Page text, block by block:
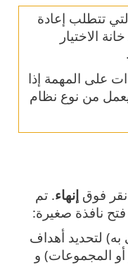
تتطلب إعادة
الاختيار
.
على المهمة إذا
من نوع نظام
فوق إنهاء. تم
نافذة صغيرة:
لتحديد أهداف
أو المجموعات) و